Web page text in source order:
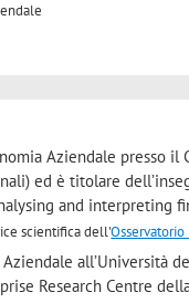
Aziendale presso
ed è titolare
and interpreting
scientifica dell'Osservatorio
all’Università
Research Centre